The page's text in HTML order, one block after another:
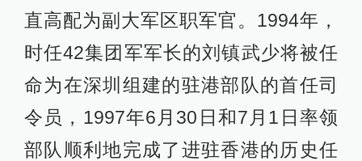
直高配为副大军区职军官。1994年，
时任42集团军军长的刘镇武少将被任
命为在深圳组建的驻港部队的首任司
令员，1997年6月30日和7月1日率领
部队顺利地完成了进驻香港的历史任